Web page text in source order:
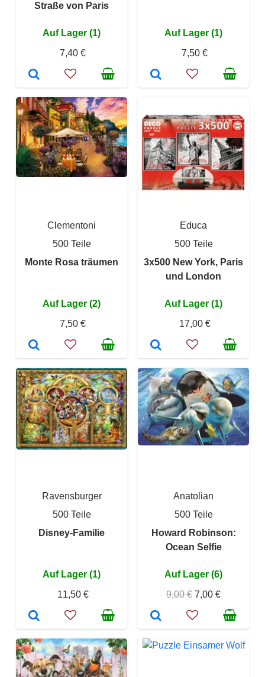
Straße von Paris
Auf Lager (1)
7,40 €
Auf Lager (1)
7,50 €
Clementoni
500 Teile
Monte Rosa träumen
Auf Lager (2)
7,50 €
Educa
500 Teile
3x500 New York, Paris
und London
Auf Lager (1)
17,00 €
Ravensburger
500 Teile
Disney-Familie
Auf Lager (1)
11,50 €
Anatolian
500 Teile
Howard Robinson:
Ocean Selfie
Auf Lager (6)
9,00 € 7,00 €